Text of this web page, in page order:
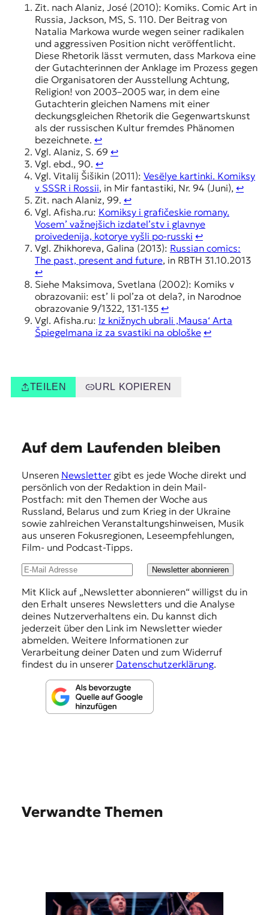
Zit. nach Alaniz, José (2010): Komiks. Comic Art in
Russia, Jackson, MS, S. 110. Der Beitrag von
Natalia Markowa wurde wegen seiner radikalen
und aggressiven Position nicht veröffentlicht.
Diese Rhetorik lässt vermuten, dass Markova eine
der Gutachterinnen der Anklage im Prozess gegen
die Organisatoren der Ausstellung Achtung,
Religion! von 2003–2005 war, in dem eine
Gutachterin gleichen Namens mit einer
deckungsgleichen Rhetorik die Gegenwartskunst
als der russischen Kultur fremdes Phänomen
bezeichnete. ↩︎
Vgl. Alaniz, S. 69 ↩︎
Vgl. ebd., 90. ↩︎
Vgl. Vitalij Šišikin (2011): Vesëlye kartinki. Komiksy
v SSSR i Rossii, in Mir fantastiki, Nr. 94 (Juni), ↩︎
Zit. nach Alaniz, 99. ↩︎
Vgl. Afisha.ru: Komiksy i grafičeskie romany.
Vosem’ važnejšich izdatel’stv i glavnye
proivedenija, kotorye vyšli po-russki ↩︎
Vgl. Zhikhoreva, Galina (2013): Russian comics:
The past, present and future, in RBTH 31.10.2013
↩︎
Siehe Maksimova, Svetlana (2002): Komiks v
obrazovanii: est’ li pol’za ot dela?, in Narodnoe
obrazovanie 9/1322, 131-135 ↩︎
Vgl. Afisha.ru: Iz knižnych ubrali ‚Mausa‘ Arta
Špiegelmana iz za svastiki na obloške ↩︎
TEILEN URL KOPIEREN
Auf dem Laufenden bleiben
Unseren Newslettergibt es jede Woche direkt und
persönlich von der Redaktion in dein Mail-
Postfach: mit den Themen der Woche aus
Russland, Belarus und zum Krieg in der Ukraine
sowie zahlreichen Veranstaltungshinweisen, Musik
aus unseren Fokusregionen, Leseempfehlungen,
Film- und Podcast-Tipps.
Newsletter abonnieren
Mit Klick auf „Newsletter abonnieren“ willigst du in
den Erhalt unseres Newsletters und die Analyse
deines Nutzerverhaltens ein. Du kannst dich
jederzeit über den Link im Newsletter wieder
abmelden. Weitere Informationen zur
Verarbeitung deiner Daten und zum Widerruf
findest du in unserer Datenschutzerklärung.
Verwandte Themen